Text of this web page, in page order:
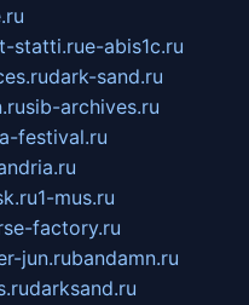
statti.rue-abis1c.ru
dark-sand.ru
sib-archives.ru
festival.ru
1-mus.ru
factory.ru
jun.rubandamn.ru
darksand.ru